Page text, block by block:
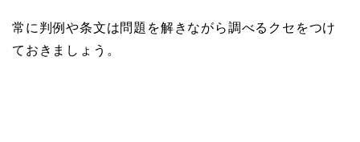
常に判例や条文は問題を解きながら調べるクセをつけ
ておきましょう。